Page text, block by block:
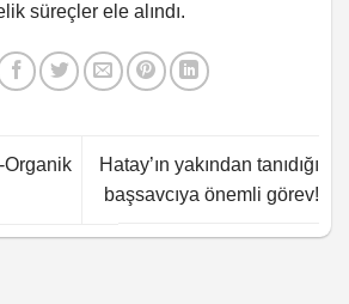
süreçler ele alındı.
Organik
Hatay’ın yakından tanıdığı
başsavcıya önemli görev!